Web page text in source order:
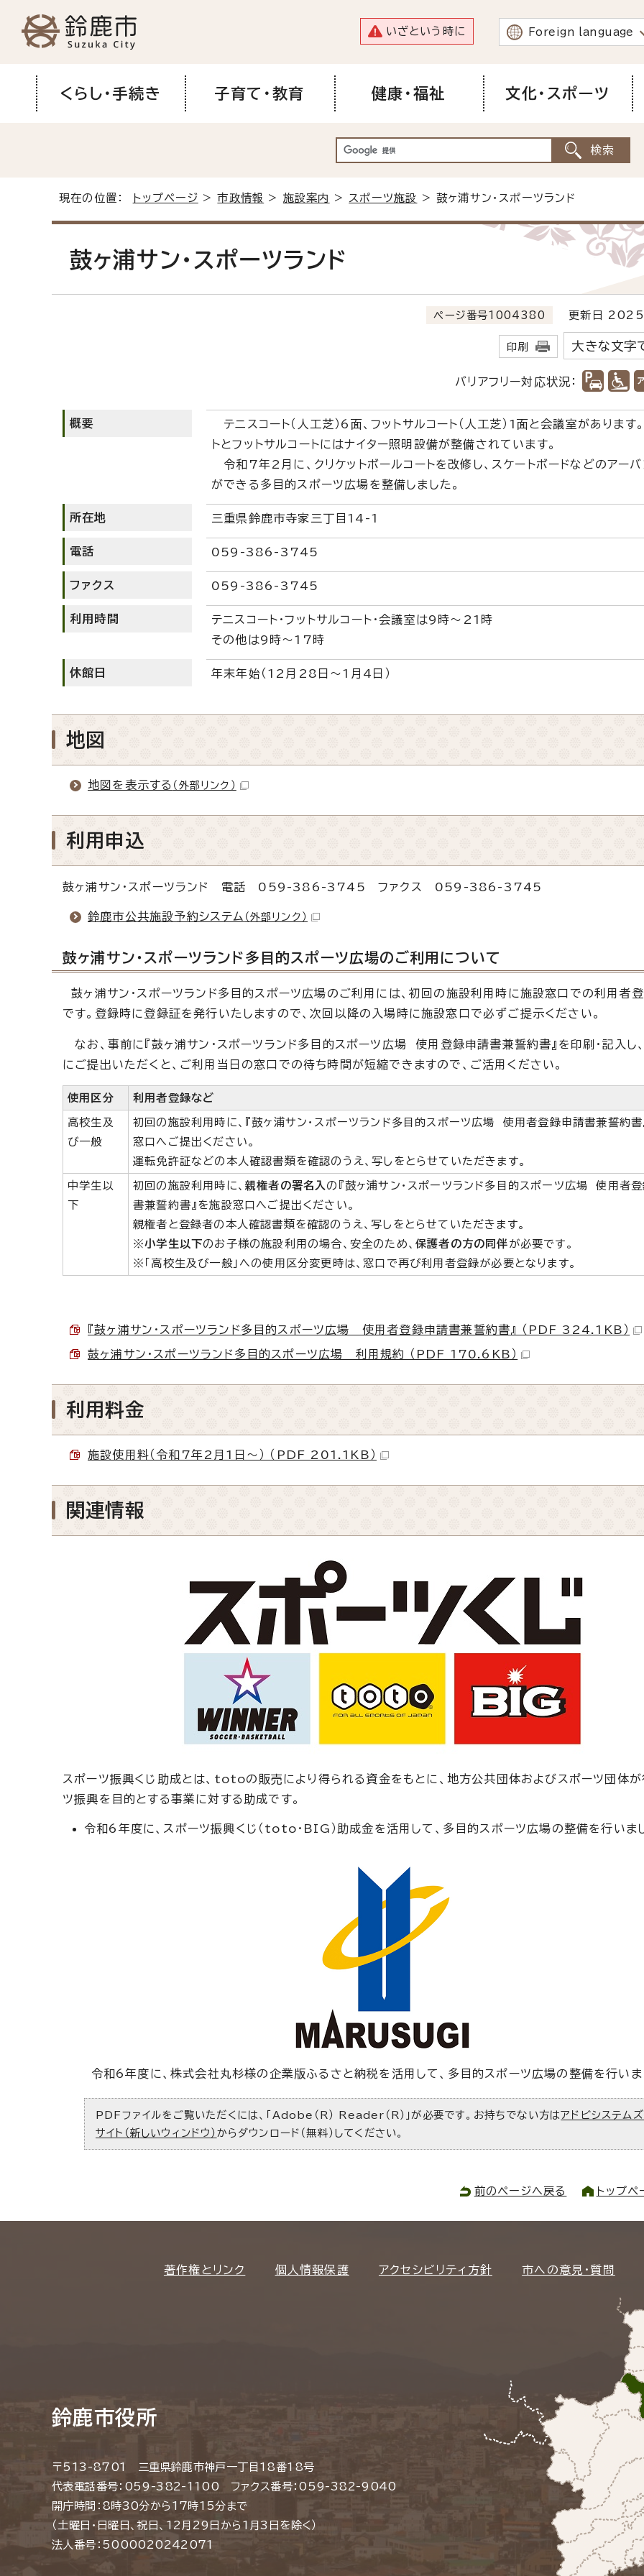
いざという時に Foreign language
くらし・手続き 子育て・教育 健康・福祉 文化・スポーツ
現在の位置： トップページ >市政情報 > 施設案内 > スポーツ施設 > 鼓ヶ浦サン・スポーツランド
鼓ヶ浦サン・スポーツランド
ページ番号1004380 更新日 2025
印刷 大きな文字
バリアフリー対応状況：
概要
テニスコート（人工芝）6面、フットサルコート（人工芝）1面と会議室があります
トとフットサルコートにはナイター照明設備が整備されています。
令和7年2月に、クリケットボールコートを改修し、スケートボードなどのアーバ
ができる多目的スポーツ広場を整備しました。
所在地 三重県鈴鹿市寺家三丁目14-1
電話 059-386-3745
ファクス 059-386-3745
利用時間
テニスコート・フットサルコート・会議室は9時～21時
その他は9時～17時
休館日 年末年始（12月28日～1月4日）
地図
地図を表示する （外部リンク）
利用申込
鼓ヶ浦サン・スポーツランド 電話 059-386-3745 ファクス 059-386-3745
鈴鹿市公共施設予約システム （外部リンク）
鼓ヶ浦サン・スポーツランド多目的スポーツ広場のご利用について
鼓ヶ浦サン・スポーツランド多目的スポーツ広場のご利用には、初回の施設利用時に施設窓口での利用者
です。登録時に登録証を発行いたしますので、次回以降の入場時に施設窓口で必ずご提示ください。
なお、事前に『鼓ヶ浦サン・スポーツランド多目的スポーツ広場 使用登録申請書兼誓約書』を印刷・記入し
にご提出いただくと、ご利用当日の窓口での待ち時間が短縮できますので、ご活用ください。
使用区分 利用者登録など
高校生及
び一般
初回の施設利用時に、『鼓ヶ浦サン・スポーツランド多目的スポーツ広場 使用者登録申請書兼誓約書
窓口へご提出ください。
運転免許証などの本人確認書類を確認のうえ、写しをとらせていただきます。
中学生以
下
初回の施設利用時に、 親権者の署名入 の『鼓ヶ浦サン・スポーツランド多目的スポーツ広場 使用者
書兼誓約書』を施設窓口へご提出ください。
親権者と登録者の本人確認書類を確認のうえ、写しをとらせていただきます。
※小学生以下のお子様の施設利用の場合、安全のため、保護者の方の同伴 が必要です。
※「高校生及び一般」への使用区分変更時は、窓口で再び利用者登録が必要となります。
『鼓ヶ浦サン・スポーツランド多目的スポーツ広場 使用者登録申請書兼誓約書』 （PDF 324.1KB）
鼓ヶ浦サン・スポーツランド多目的スポーツ広場 利用規約 （PDF 170.6KB）
利用料金
施設使用料（令和7年2月1日～） （PDF 201.1KB）
関連情報
スポーツ振興くじ助成とは、totoの販売により得られる資金をもとに、地方公共団体およびスポーツ団体が
ツ振興を目的とする事業に対する助成です。
令和6年度に、スポーツ振興くじ（toto・BIG）助成金を活用して、多目的スポーツ広場の整備を行いまし
令和6年度に、株式会社丸杉様の企業版ふるさと納税を活用して、多目的スポーツ広場の整備を行いま
PDFファイルをご覧いただくには、「Adobe（R） Reader（R）」が必要です。お持ちでない方はアドビシステム
サイト（新しいウィンドウ） からダウンロード（無料）してください。
前のページへ戻る トップペ
著作権とリンク 個人情報保護 アクセシビリティ方針 市への意見・質問
鈴鹿市役所
〒513-8701 三重県鈴鹿市神戸一丁目18番18号
代表電話番号：059-382-1100 ファクス番号：059-382-9040
開庁時間：8時30分から17時15分まで
（土曜日・日曜日、祝日、12月29日から1月3日を除く）
法人番号：5000020242071